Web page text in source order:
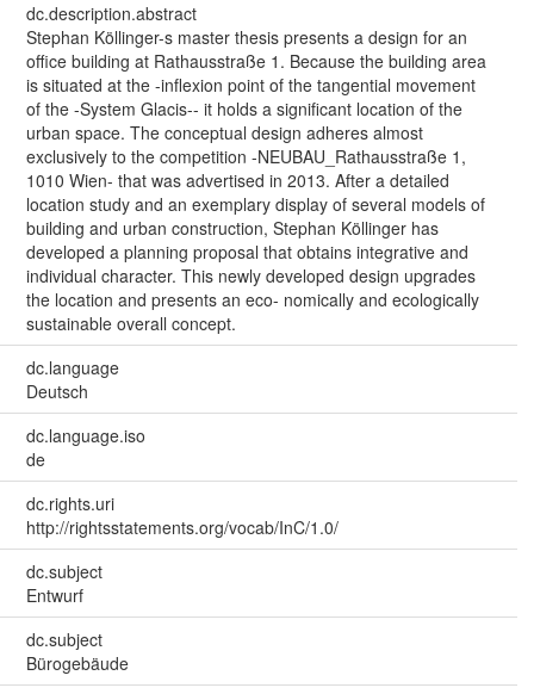
dc.description.abstract
Stephan Köllinger-s master thesis presents a design for an
office building at Rathausstraße 1. Because the building area
is situated at the -inflexion point of the tangential movement
of the -System Glacis-- it holds a significant location of the
urban space. The conceptual design adheres almost
exclusively to the competition -NEUBAU_Rathausstraße 1,
1010 Wien- that was advertised in 2013. After a detailed
location study and an exemplary display of several models of
building and urban construction, Stephan Köllinger has
developed a planning proposal that obtains integrative and
individual character. This newly developed design upgrades
the location and presents an eco- nomically and ecologically
sustainable overall concept.
dc.language
Deutsch
dc.language.iso
de
dc.rights.uri
http://rightsstatements.org/vocab/InC/1.0/
dc.subject
Entwurf
dc.subject
Bürogebäude